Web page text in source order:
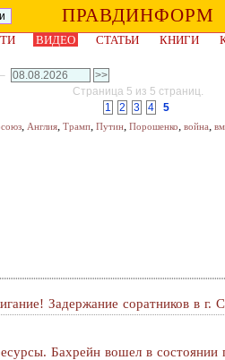
ПРАВДИНФОРМ
ВИДЕО СТАТЬИ КНИГИ
–
Страница 5 из 5 страниц.
1
2 3 4 5
, Англия, Трамп, Путин, Порошенко, война,
Задержание соратников в г.
Бахрейн вошел в состоянии